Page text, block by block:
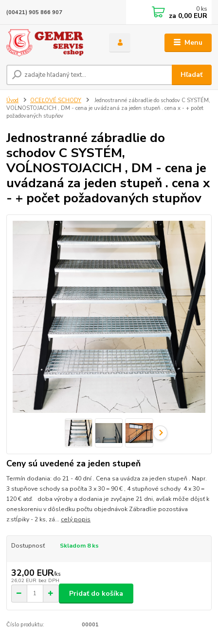
Menu
Hľadať
(00421) 905 866 907 0 ks
za 0,00 EUR
Úvod OCEĽOVÉ SCHODY
Jednostranné zábradlie do schodov C SYSTÉM,
VOĹNOSTOJACICH , DM - cena je uvádzaná za jeden stupeň . cena x - + počet
požadovaných stupňov
Jednostranné zábradlie do
schodov C SYSTÉM,
VOĹNOSTOJACICH , DM - cena je
uvádzaná za jeden stupeň . cena x
- + počet požadovaných stupňov
Ceny sú uvedené za jeden stupeň
Termín dodania: do 21 - 40 dní . Cena sa uvádza za jeden stupeň . Napr.
3 stupňove schody sa počíta 3 x 30 = 90 € , 4 stupňové schody 4 x 30 =
120 € atď. doba výroby a dodania je zvyčajne 21 dni, avšak môže dôjsť k
oneskoreniu v dôsledku počtu objednávok Zábradlie pozostáva
z:stĺpiky - 2 ks, zá... celý popis
Dostupnosť Skladom 8 ks
32,00 EUR/ks
26,02 EUR bez DPH
Pridať do košíka
Číslo produktu: 00001